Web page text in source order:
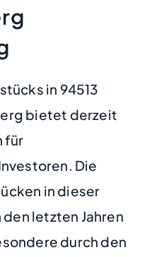
in 94513
bietet derzeit
für
Die
in dieser
letzten Jahren
durch den